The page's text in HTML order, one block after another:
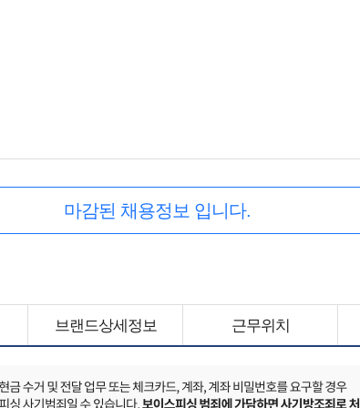
마감된 채용정보 입니다.
브랜드상세정보 근무위치